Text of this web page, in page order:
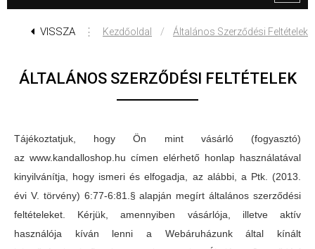
VISSZA ⋮ Kezdőoldal / Általános Szerződési Feltételek
ÁLTALÁNOS SZERZŐDÉSI FELTÉTELEK
Tájékoztatjuk, hogy Ön mint vásárló (fogyasztó)
az www.kandalloshop.hu címen elérhető honlap használatával
kinyilvánítja, hogy ismeri és elfogadja, az alábbi, a Ptk. (2013.
évi V. törvény) 6:77-6:81.§ alapján megírt általános szerződési
feltételeket. Kérjük, amennyiben vásárlója, illetve aktív
használója kíván lenni a Webáruházunk által kínált